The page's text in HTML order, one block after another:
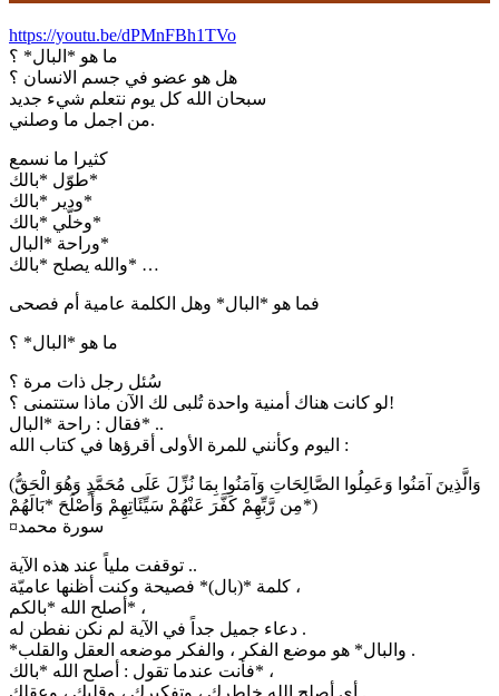
https://youtu.be/dPMnFBh1TVo
ما هو *البال* ؟
هل هو عضو في جسم الانسان ؟
سبحان الله كل يوم نتعلم شيء جديد
من اجمل ما وصلني.
كثيرا ما نسمع
طوّل *بالك*
ودير *بالك*
وخلّي *بالك*
وراحة *البال*
والله يصلح *بالك* …
فما هو *البال* وهل الكلمة عامية أم فصحى
ما هو *البال* ؟
سُئل رجل ذات مرة ؟
لو كانت هناك أمنية واحدة تُلبى لك الآن ماذا ستتمنى ؟!
فقال : راحة *البال* ..
اليوم وكأنني للمرة الأولى أقرؤها في كتاب الله :
(وَالَّذِينَ آمَنُوا وَعَمِلُوا الصَّالِحَاتِ وَآمَنُوا بِمَا نُزِّلَ عَلَى مُحَمَّدٍ وَهُوَ الْحَقُّ
مِن رَّبِّهِمْ كَفَّرَ عَنْهُمْ سَيِّئَاتِهِمْ وَأَصْلَحَ *بَالَهُمْ*)
¤سورة محمد
توقفت ملياً عند هذه الآية ..
كلمة *(بال)* فصيحة وكنت أظنها عاميّة ،
أصلح الله *بالكم* ،
دعاء جميل جداً في الآية لم نكن نفطن له .
*والبال* هو موضع الفكر ، والفكر موضعه العقل والقلب .
فأنت عندما تقول : أصلح الله *بالك* ،